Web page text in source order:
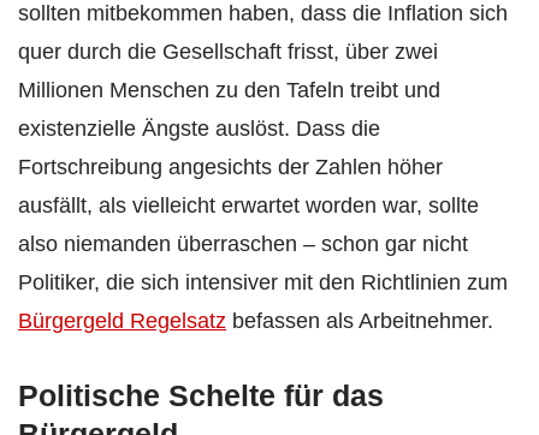
sollten mitbekommen haben, dass die Inflation sich
quer durch die Gesellschaft frisst, über zwei
Millionen Menschen zu den Tafeln treibt und
existenzielle Ängste auslöst. Dass die
Fortschreibung angesichts der Zahlen höher
ausfällt, als vielleicht erwartet worden war, sollte
also niemanden überraschen – schon gar nicht
Politiker, die sich intensiver mit den Richtlinien zum
Bürgergeld Regelsatz befassen als Arbeitnehmer.
Politische Schelte für das